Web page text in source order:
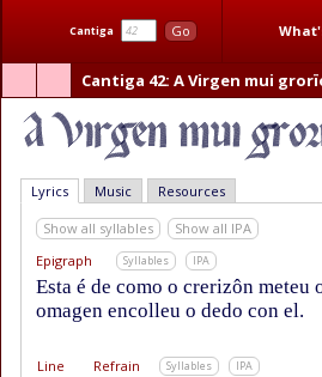
Cantiga Go
Cantiga 42: A Virgen mui
Lyrics Music Resources
Show all syllables
Show all IPA
Epigraph
Syllables IPA
Esta é de como o crerizôn meteu
omagen encolleu o dedo con el.
Line Refrain Syllables IPA